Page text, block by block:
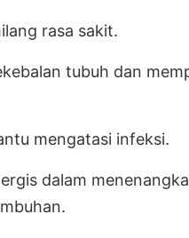
rasa sakit.
tubuh dan
mengatasi infeksi.
dalam